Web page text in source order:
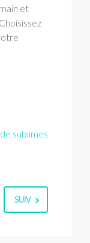
et
sublimes
SUIV